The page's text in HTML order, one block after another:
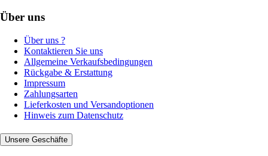
Über uns
Über uns ?
Kontaktieren Sie uns
Allgemeine Verkaufsbedingungen
Rückgabe & Erstattung
Impressum
Zahlungsarten
Lieferkosten und Versandoptionen
Hinweis zum Datenschutz
Unsere Geschäfte